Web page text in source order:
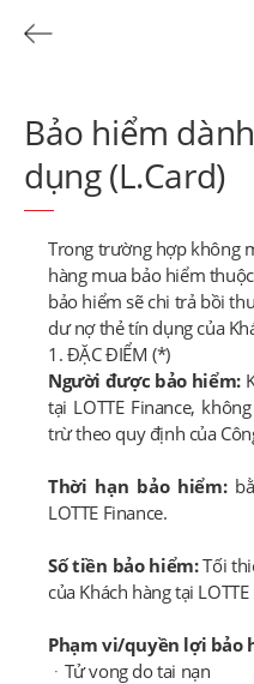
Bảo hiểm
dụng (L.Card)
Trong trường hợp không
hàng mua bảo hiểm
bảo hiểm sẽ chi trả bồi
dư nợ thẻ tín dụng của
1. ĐẶC ĐIỂM (*)
Người được bảo hiểm:
tại LOTTE Finance,
trừ theo quy định của
Thời hạn bảo hiểm:
LOTTE Finance.
Số tiền bảo hiểm:Tối
của Khách hàng tại LOTTE
Phạm vi/quyền lợi bảo
ᆞTử vong do tai nạn